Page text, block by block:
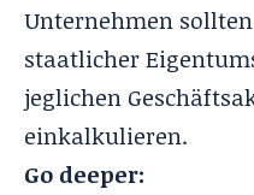
Unternehmen
staatlicher
jeglichen
einkalkulieren.
Go deeper: